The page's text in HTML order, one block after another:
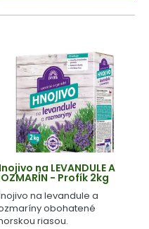
na LEVANDULE A
- Profík 2kg
na levandule a
obohatené
riasou.